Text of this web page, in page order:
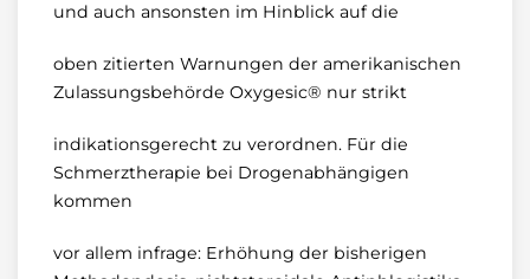
und auch ansonsten im Hinblick auf die
oben zitierten Warnungen der amerikanischen
Zulassungsbehörde Oxygesic® nur strikt
indikationsgerecht zu verordnen. Für die
Schmerztherapie bei Drogenabhängigen
kommen
vor allem infrage: Erhöhung der bisherigen